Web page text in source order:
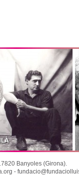
Banyoles (Girona).
-